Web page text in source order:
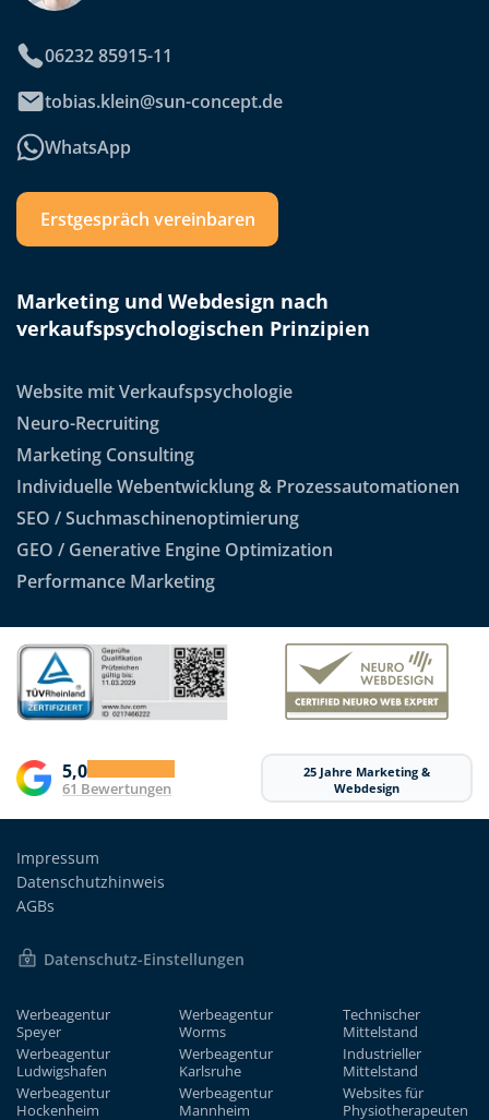
06232 85915-11
tobias.klein@sun-concept.de
WhatsApp
Erstgespräch vereinbaren
Marketing und Webdesign nach
verkaufspsychologischen Prinzipien
Website mit Verkaufspsychologie
Neuro-Recruiting
Marketing Consulting
Individuelle Webentwicklung & Prozessautomationen
SEO / Suchmaschinenoptimierung
GEO / Generative Engine Optimization
Performance Marketing
5,0
61 Bewertungen
25 Jahre Marketing &
Webdesign
Impressum
Datenschutzhinweis
AGBs
Datenschutz-Einstellungen
Werbeagentur
Speyer
Werbeagentur
Ludwigshafen
Werbeagentur
Hockenheim
Werbeagentur
Worms
Werbeagentur
Karlsruhe
Werbeagentur
Mannheim
Technischer
Mittelstand
Industrieller
Mittelstand
Websites für
Physiotherapeuten